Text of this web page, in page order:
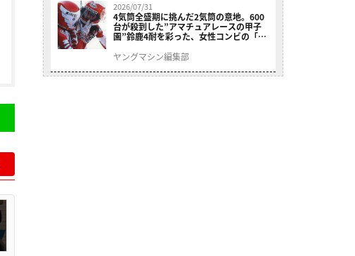
2026/07/31
4気筒全盛期に挑んだ2気筒の意地。600
台が殺到した”アマチュアレースの甲子
園”鈴鹿4耐を彩った、女性コンビの「ス
ヤングマシン編集部